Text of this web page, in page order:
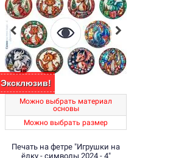
Эксклюзив!
Можно выбрать материал
основы
Можно выбрать размер
Печать на фетре "Игрушки на
ёлку - символы 2024 - 4"